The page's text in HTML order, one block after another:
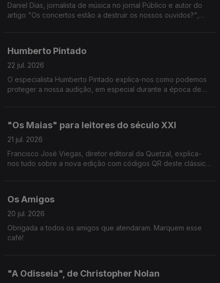
Daniel Dias, jornalista de música no jornal Público e autor do
artigo "Os concertos estão a destruir os nossos ouvidos?",
Humberto Pintado
22 jul. 2026
O especialista Humberto Pintado explica-nos como podemos
proteger a nossa audição, em especial durante a época de
"Os Maias" para leitores do século XXI
21 jul. 2026
Francisco José Viegas, diretor editoral da Quetzal, explica-
nos tudo sobre a nova edição com códigos QR deste clássico
Os Amigos
20 jul. 2026
Obrigada a todos os amigos que atendaram. Marquem esse
café!
"A Odisseia", de Christopher Nolan